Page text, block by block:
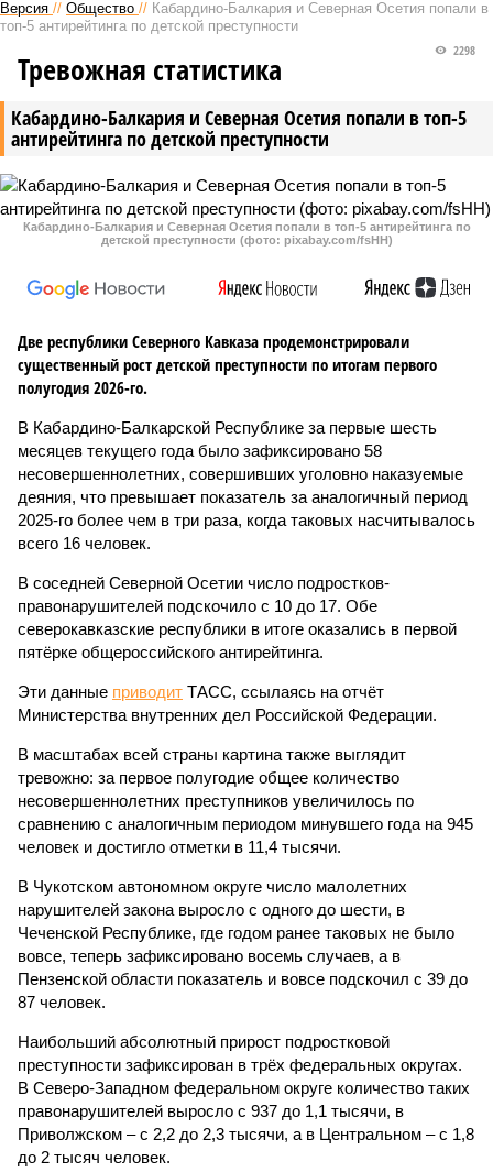
Версия // Общество // Кабардино-Балкария и Северная Осетия попали в
топ-5 антирейтинга по детской преступности
Кабардино-Балкария и Северная Осетия попали в топ-5
антирейтинга по детской преступности
2298
Тревожная статистика
Кабардино-Балкария и Северная Осетия попали в топ-5 антирейтинга по
детской преступности (фото: pixabay.com/fsHH)
Две республики Северного Кавказа продемонстрировали
существенный рост детской преступности по итогам первого
полугодия 2026-го.
В Кабардино-Балкарской Республике за первые шесть
месяцев текущего года было зафиксировано 58
несовершеннолетних, совершивших уголовно наказуемые
деяния, что превышает показатель за аналогичный период
2025-го более чем в три раза, когда таковых насчитывалось
всего 16 человек.
В соседней Северной Осетии число подростков-
правонарушителей подскочило с 10 до 17. Обе
северокавказские республики в итоге оказались в первой
пятёрке общероссийского антирейтинга.
Эти данные приводит ТАСС, ссылаясь на отчёт
Министерства внутренних дел Российской Федерации.
В масштабах всей страны картина также выглядит
тревожно: за первое полугодие общее количество
несовершеннолетних преступников увеличилось по
сравнению с аналогичным периодом минувшего года на 945
человек и достигло отметки в 11,4 тысячи.
В Чукотском автономном округе число малолетних
нарушителей закона выросло с одного до шести, в
Чеченской Республике, где годом ранее таковых не было
вовсе, теперь зафиксировано восемь случаев, а в
Пензенской области показатель и вовсе подскочил с 39 до
87 человек.
Наибольший абсолютный прирост подростковой
преступности зафиксирован в трёх федеральных округах.
В Северо-Западном федеральном округе количество таких
правонарушителей выросло с 937 до 1,1 тысячи, в
Приволжском – с 2,2 до 2,3 тысячи, а в Центральном – с 1,8
до 2 тысяч человек.